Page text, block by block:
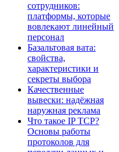
сотрудников:
платформы, которые
вовлекают линейный
персонал
Базальтовая вата:
свойства,
характеристики и
секреты выбора
Качественные
вывески: надёжная
наружная реклама
Что такое IP TCP?
Основы работы
протоколов для